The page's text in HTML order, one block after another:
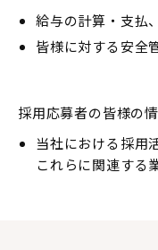
給与の計算・支払
皆様に対する安全
採用応募者の皆様の
当社における採用
これらに関連する